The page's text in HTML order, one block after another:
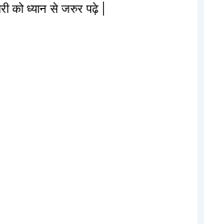
को ध्यान से जरुर पढ़े |